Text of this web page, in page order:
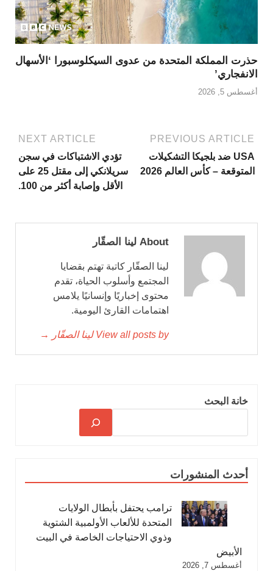
حذرت المملكة المتحدة من عدوى السيكلوسبورا ‘الأسهال
الانفجاري’
أغسطس 5, 2026
PREVIOUS ARTICLE
USA ضد بلجيكا التشكيلات
المتوقعة – كأس العالم 2026
NEXT ARTICLE
تؤدي الاشتباكات في سجن
سريلانكي إلى مقتل 25 على
الأقل وإصابة أكثر من 100.
About لينا الصقّار
لينا الصقّار كاتبة تهتم بقضايا
المجتمع وأسلوب الحياة، تقدم
محتوى إخباريًا وإنسانيًا يلامس
اهتمامات القارئ اليومية.
View all posts by لينا الصقّار →
خانة البحث
أحدث المنشورات
ترامب يحتفل بأبطال الولايات
المتحدة للألعاب الأولمبية الشتوية
وذوي الاحتياجات الخاصة في البيت
الأبيض
أغسطس 7, 2026